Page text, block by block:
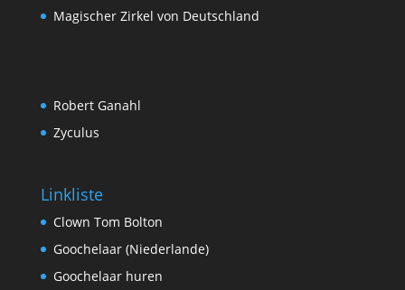
Magischer Zirkel von Deutschland
Robert Ganahl
Zyculus
Linkliste
Clown Tom Bolton
Goochelaar (Niederlande)
Goochelaar huren